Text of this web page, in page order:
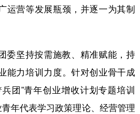
运营等发展瓶颈，并逐一为其制
坚持按需施教、精准赋能，持
能力培训力度。针对创业骨干成
团”青年创业增收计划专题培训
年代表学习政策理论、经营管理